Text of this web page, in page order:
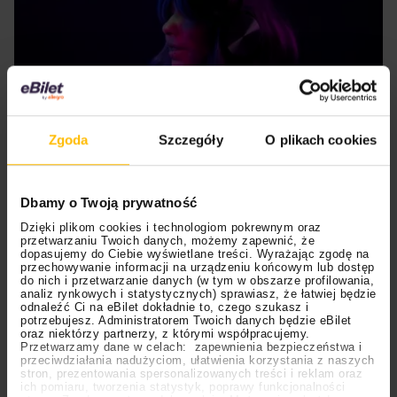
Zgoda Szczegóły O plikach cookies
Dbamy o Twoją prywatność
Dzięki plikom cookies i technologiom pokrewnym oraz
przetwarzaniu Twoich danych, możemy zapewnić, że
dopasujemy do Ciebie wyświetlane treści. Wyrażając zgodę na
przechowywanie informacji na urządzeniu końcowym lub dostęp
do nich i przetwarzanie danych (w tym w obszarze profilowania,
analiz rynkowych i statystycznych) sprawiasz, że łatwiej będzie
odnaleźć Ci na eBilet dokładnie to, czego szukasz i
potrzebujesz. Administratorem Twoich danych będzie eBilet
oraz niektórzy partnerzy, z którymi współpracujemy.
Przetwarzamy dane w celach: zapewnienia bezpieczeństwa i
przeciwdziałania nadużyciom, ułatwienia korzystania z naszych
stron, prezentowania spersonalizowanych treści i reklam oraz
ich pomiaru, tworzenia statystyk, poprawy funkcjonalności
Polecane Scena Impostora 06.08.2026
prawdziwym fanem
Chivasa?
eBilet Festiwal 05.08.2026
inicjatywą eBilet
jednoczącą fanów
Festiwal OFF Festival 04.08.2026 High Five Polecane 04.08.2026
Wpływ muzyki na emocje i nastrój (tego się
nie spodziewasz)
Nie od dziś wiadomo, że muzyka wpływa na nasze
emocje. Jeśli podczas sprzątania będziemy słuchać
skocznej i przyjemnej muzyki – pójdzie nam to o wiele
szybciej (a co ważniejsze: z uśmiechem na ustach). Za to
gdy mamy doła, chętniej słuchamy smutnej muzyki, która
pozwala nam bardziej przeżywać nasze emocje. Zobacz,
jak jeszcze muzyka wpływa na nasz nastrój i zachowania.